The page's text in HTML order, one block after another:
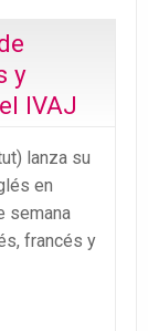
y
IVAJ
lanza su
en
semana
francés y